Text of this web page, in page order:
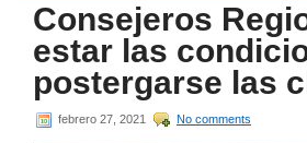
Consejeros
estar las
postergarse las
febrero 27, 2021 No comments